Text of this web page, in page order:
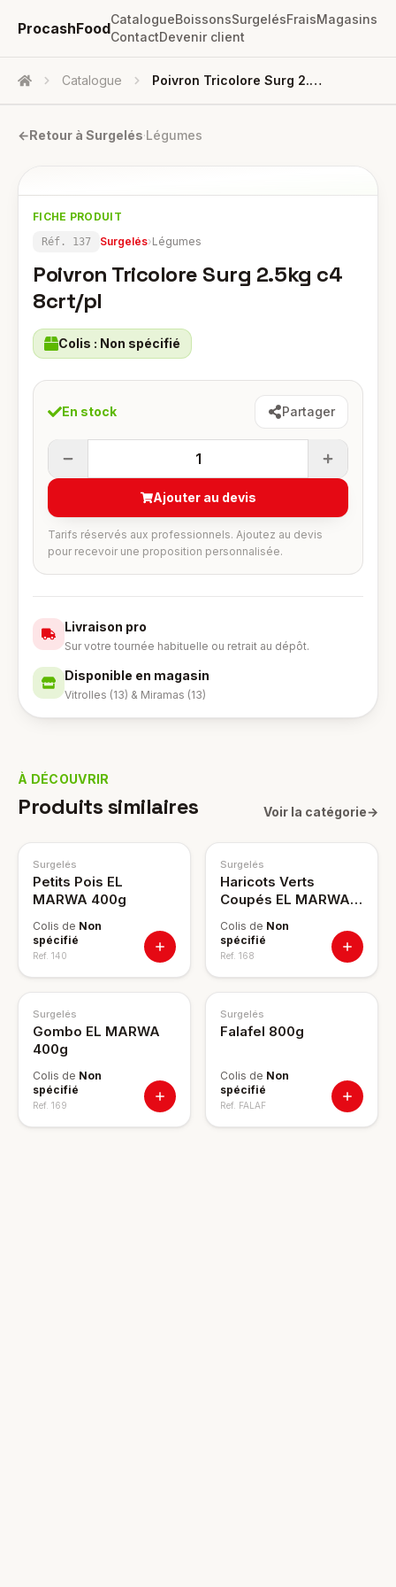
ProcashFood
CatalogueBoissonsSurgelésFraisMagasins
ContactDevenir client
Accueil Catalogue Poivron Tricolore Surg 2.5kg C4 8crt/pl
←Retour à Surgelés·Légumes
FICHE PRODUIT
Réf. 137 Surgelés›Légumes
Poivron Tricolore Surg 2.5kg c4
8crt/pl
Colis : Non spécifié
En stock Partager
1
Ajouter au devis
Tarifs réservés aux professionnels. Ajoutez au devis
pour recevoir une proposition personnalisée.
Livraison pro
Sur votre tournée habituelle ou retrait au dépôt.
Disponible en magasin
Vitrolles (13) & Miramas (13)
À DÉCOUVRIR
Produits similaires Voir la catégorie→
Surgelés
Petits Pois EL
MARWA 400g
Colis de Non
spécifié
Ref. 140
Surgelés
Haricots Verts
Coupés EL MARWA
Colis de Non
spécifié
Ref. 168
Surgelés
Gombo EL MARWA
400g
Colis de Non
spécifié
Ref. 169
Surgelés
Falafel 800g
Colis de Non
spécifié
Ref. FALAF